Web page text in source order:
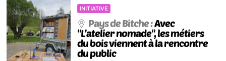
INITIATIVE
Pays de Bitche :Avec
"L’atelier nomade", les métiers
du bois viennent à la rencontre
du public